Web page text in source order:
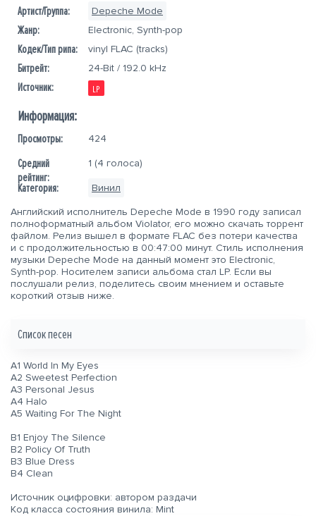
Артист/Группа: Depeche Mode
Жанр: Electronic, Synth-pop
Кодек/Тип рипа: vinyl FLAC (tracks)
Битрейт: 24-Bit / 192.0 kHz
Источник: LP
Информация:
Просмотры: 424
Средний
рейтинг:
1 (4 голоса)
Категория:
Винил
Английский исполнитель Depeche Mode в 1990 году записал
полноформатный альбом Violator, его можно скачать торрент
файлом. Релиз вышел в формате FLAC без потери качества
и с продолжительностью в 00:47:00 минут. Стиль исполнения
музыки Depeche Mode на данный момент это Electronic,
Synth-pop. Носителем записи альбома стал LP. Если вы
послушали релиз, поделитесь своим мнением и оставьте
короткий отзыв ниже.
Список песен
A1 World In My Eyes
A2 Sweetest Perfection
A3 Personal Jesus
A4 Halo
A5 Waiting For The Night
B1 Enjoy The Silence
B2 Policy Of Truth
B3 Blue Dress
B4 Clean
Источник оцифровки: автором раздачи
Код класса состояния винила: Mint